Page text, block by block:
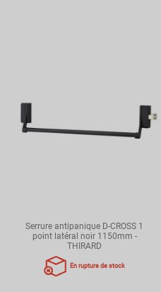
Serrure antipanique D-CROSS 1
point latéral noir 1150mm -
THIRARD
En rupture de stock